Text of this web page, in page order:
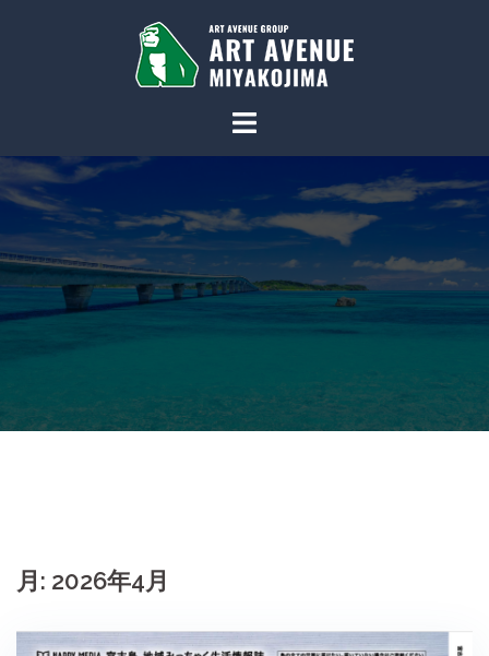
キ
ッ
プ
月: 2026年4月